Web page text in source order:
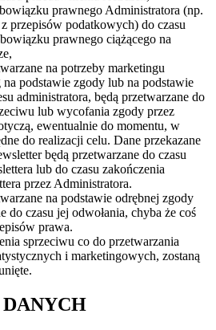
prawnego Administratora (np.
przepisów podatkowych) do czasu
prawnego ciążącego na
na potrzeby marketingu
podstawie zgody lub na podstawie
administratora, będą przetwarzane do
lub wycofania zgody przez
ewentualnie do momentu, w
do realizacji celu. Dane przekazane
będą przetwarzane do czasu
lub do czasu zakończenia
przez Administratora.
na podstawie odrębnej zgody
do czasu jej odwołania, chyba że coś
prawa.
sprzeciwu co do przetwarzania
i marketingowych, zostaną